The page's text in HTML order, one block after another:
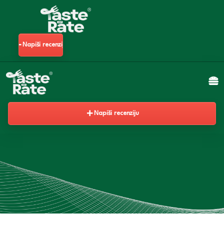
Napiši recenziju
Napiši recenziju